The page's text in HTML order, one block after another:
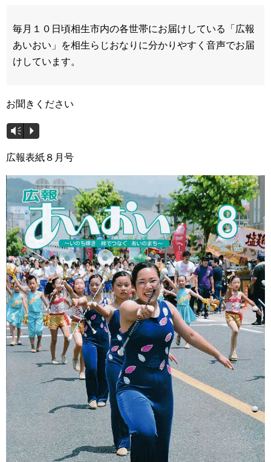
毎月１０日頃相生市内の各世帯にお届けしている「広報
あいおい」を相生らじおなりに分かりやすく音声でお届
けしています。
お聞きください
音
プ
レ
ー
ヤ
ー
Vm P
広報表紙８月号